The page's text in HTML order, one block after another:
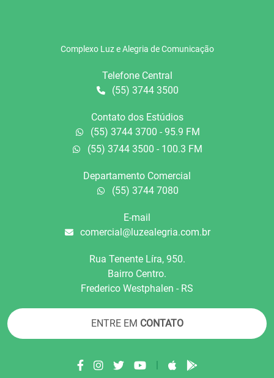
Complexo Luz e Alegria de Comunicação
Telefone Central
(55) 3744 3500
Contato dos Estúdios
(55) 3744 3700 - 95.9 FM
(55) 3744 3500 - 100.3 FM
Departamento Comercial
(55) 3744 7080
E-mail
comercial@luzealegria.com.br
Rua Tenente Líra, 950.
Bairro Centro.
Frederico Westphalen - RS
ENTRE EM CONTATO
|